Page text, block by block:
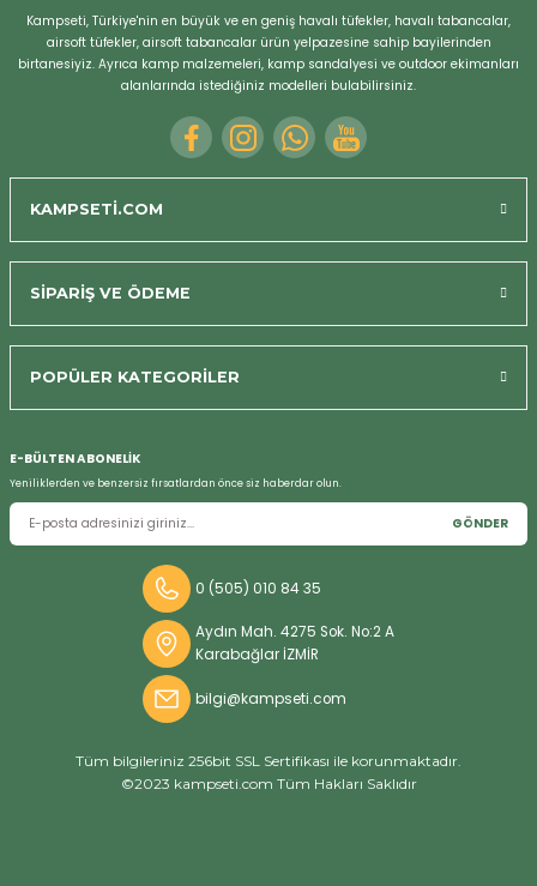
Kampseti, Türkiye'nin en büyük ve en geniş havalı tüfekler, havalı tabancalar,
airsoft tüfekler, airsoft tabancalar ürün yelpazesine sahip bayilerinden
birtanesiyiz. Ayrıca kamp malzemeleri, kamp sandalyesi ve outdoor ekimanları
alanlarında istediğiniz modelleri bulabilirsiniz.
KAMPSETİ.COM
SİPARİŞ VE ÖDEME
POPÜLER KATEGORİLER
E-BÜLTEN ABONELİK
Yeniliklerden ve benzersiz fırsatlardan önce siz haberdar olun.
GÖNDER
0 (505) 010 84 35
Aydın Mah. 4275 Sok. No:2 A
Karabağlar İZMİR
bilgi@kampseti.com
Tüm bilgileriniz 256bit SSL Sertifikası ile korunmaktadır.
©2023 kampseti.com Tüm Hakları Saklıdır
Bizi Arayın